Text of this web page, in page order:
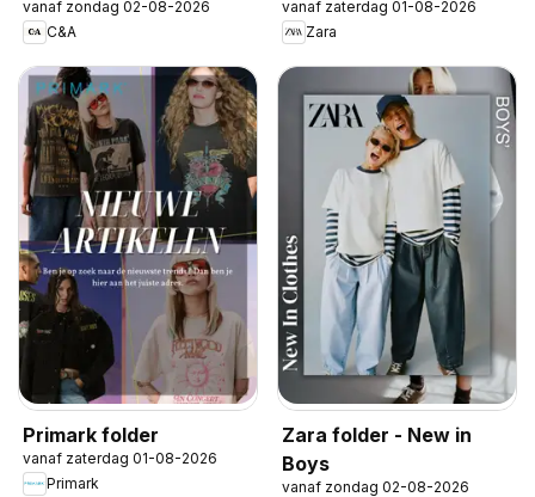
vanaf zondag 02-08-2026
C&A
vanaf zaterdag 01-08-2026
Zara
Primark folder
vanaf zaterdag 01-08-2026
Primark
Zara folder - New in
Boys
vanaf zondag 02-08-2026